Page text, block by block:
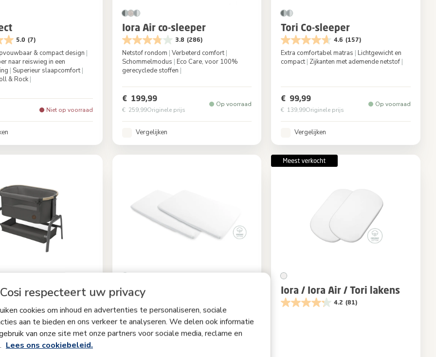
respecteert uw privacy
cookies om inhoud en advertenties te personaliseren, sociale
aan te bieden en ons verkeer te analyseren. We delen ook informatie
van onze site met onze partners voor sociale media, reclame en
Lees ons cookiebeleid.
5.0 (7)
& compact design |
naar reiswieg in een
| Superieur slaapcomfort |
& Rock|
Niet op voorraad
Iora Air co-sleeper
3.8 (286)
Netstof rondom | Verbeterd comfort |
Schommelmodus | Eco Care, voor 100%
gerecyclede stoffen |
€ 199,99
€ 259,99Originele prijs
Op voorraad
Vergelijken
Tori Co-sleeper
4.6 (157)
Extra comfortabel matras | Lichtgewicht en
compact | Zijkanten met ademende netstof |
€ 99,99
€ 139,99Originele prijs
Op voorraad
Vergelijken
matras|Grote
|Eenvoudig te verschuiven voor
|Eenvoudig inklappen en
Beyond Graphite
Calao Light / Iris² Lakens Iora / Iora Air / Tori lakens
4.2 (81)